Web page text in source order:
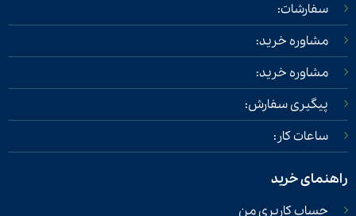
سفارشات:
مشاوره خرید:
مشاوره خرید:
پیگیری سفارش:
ساعات کار:
راهنمای خرید
حساب کاربری من